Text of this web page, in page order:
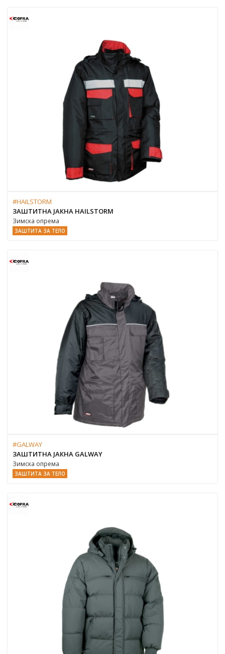
#HAILSTORM
ЗАШТИТНА ЈАКНА HAILSTORM
Зимска опрема
ЗАШТИТА ЗА ТЕЛО
#GALWAY
ЗАШТИТНА ЈАКНА GALWAY
Зимска опрема
ЗАШТИТА ЗА ТЕЛО